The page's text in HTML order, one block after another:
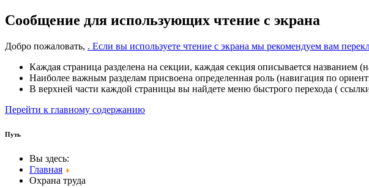
Сообщение для использующих чтение с экрана
Добро пожаловать, . Если вы используете чтение с экрана мы рекомендуем вам
Каждая страница разделена на секции, каждая секция описывается названием
Наиболее важным разделам присвоена определенная роль (навигация по
В верхней части каждой страницы вы найдете меню быстрого перехода (
Перейти к главному содержанию
Путь
Вы здесь:
Главная
Охрана труда